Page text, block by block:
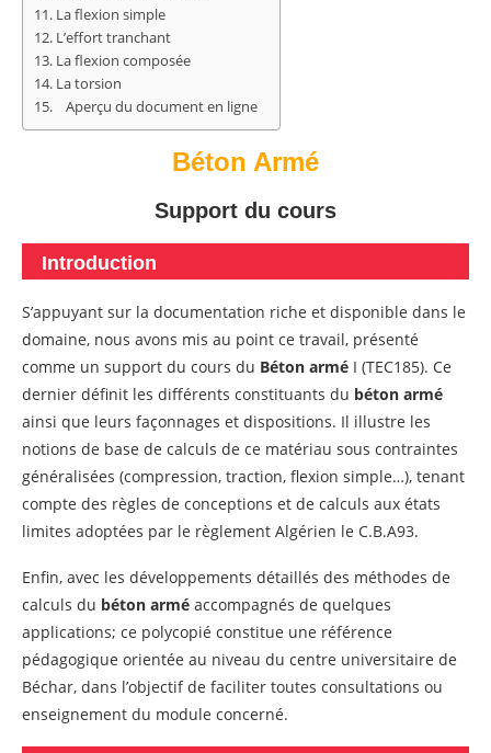
La flexion simple
L’effort tranchant
La flexion composée
La torsion
Aperçu du document en ligne
Béton Armé
Support du cours
Introduction
S’appuyant sur la documentation riche et disponible dans le
domaine, nous avons mis au point ce travail, présenté
comme un support du cours du Béton armé I (TEC185). Ce
dernier définit les différents constituants du béton armé
ainsi que leurs façonnages et dispositions. Il illustre les
notions de base de calculs de ce matériau sous contraintes
généralisées (compression, traction, flexion simple…), tenant
compte des règles de conceptions et de calculs aux états
limites adoptées par le règlement Algérien le C.B.A93.
Enfin, avec les développements détaillés des méthodes de
calculs du béton armé accompagnés de quelques
applications; ce polycopié constitue une référence
pédagogique orientée au niveau du centre universitaire de
Béchar, dans l’objectif de faciliter toutes consultations ou
enseignement du module concerné.